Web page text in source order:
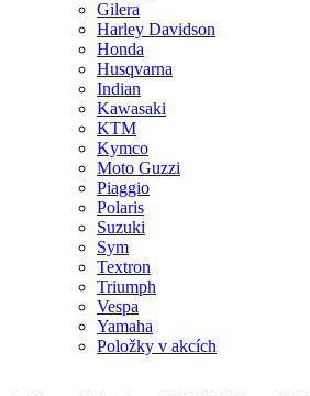
Gilera
Harley Davidson
Honda
Husqvarna
Indian
Kawasaki
KTM
Kymco
Moto Guzzi
Piaggio
Polaris
Suzuki
Sym
Textron
Triumph
Vespa
Yamaha
Položky v akcích